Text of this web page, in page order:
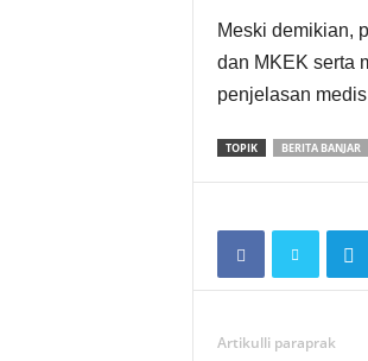
Meski demikian,
dan MKEK serta
penjelasan
TOPIK BERITA BANJAR
Artikulli paraprak